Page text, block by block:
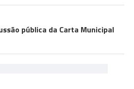
pública da Carta Municipal